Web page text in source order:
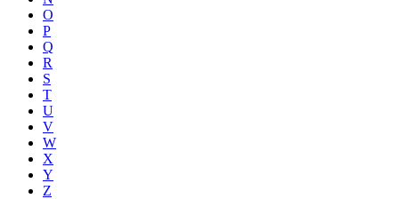
O
P
Q
R
S
T
U
V
W
X
Y
Z